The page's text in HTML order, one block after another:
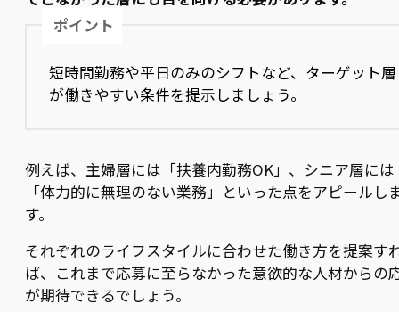
ポイント
短時間勤務や平日のみのシフトなど、ターゲット層
が働きやすい条件を提示しましょう。
例えば、主婦層には「扶養内勤務OK」、シニア層には
「体力的に無理のない業務」といった点をアピールし
す。
それぞれのライフスタイルに合わせた働き方を提案す
ば、これまで応募に至らなかった意欲的な人材からの
が期待できるでしょう。